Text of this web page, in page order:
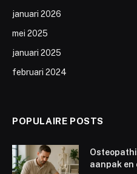
januari 2026
mei 2025
januari 2025
februari 2024
POPULAIRE POSTS
aanpak en